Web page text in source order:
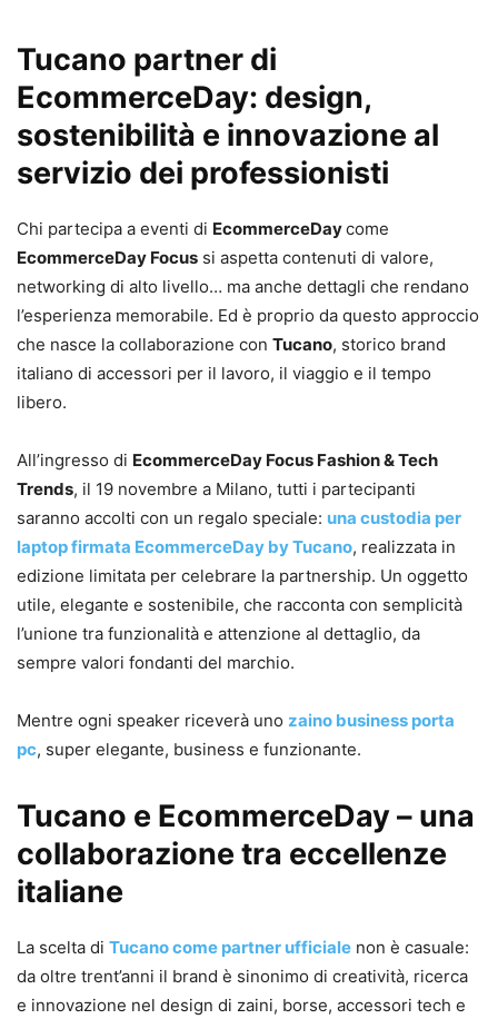
Tucano partner di
EcommerceDay: design,
sostenibilità e innovazione al
servizio dei professionisti
Chi partecipa a eventi di EcommerceDaycome
EcommerceDay Focus si aspetta contenuti di valore,
networking di alto livello… ma anche dettagli che rendano
l’esperienza memorabile. Ed è proprio da questo approccio
che nasce la collaborazione con Tucano, storico brand
italiano di accessori per il lavoro, il viaggio e il tempo
libero.
All’ingresso di EcommerceDay Focus Fashion & Tech
Trends, il 19 novembre a Milano, tutti i partecipanti
saranno accolti con un regalo speciale: una custodia per
laptop firmata EcommerceDay by Tucano, realizzata in
edizione limitata per celebrare la partnership. Un oggetto
utile, elegante e sostenibile, che racconta con semplicità
l’unione tra funzionalità e attenzione al dettaglio, da
sempre valori fondanti del marchio.
Mentre ogni speaker riceverà uno zaino business porta
pc, super elegante, business e funzionante.
Tucano e EcommerceDay – una
collaborazione tra eccellenze
italiane
La scelta di Tucano come partner ufficiale non è casuale:
da oltre trent’anni il brand è sinonimo di creatività, ricerca
e innovazione nel design di zaini, borse, accessori tech e